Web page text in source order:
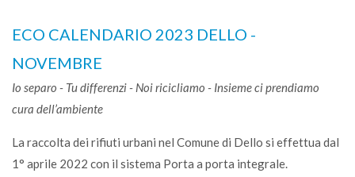
ECO CALENDARIO 2023 DELLO -
NOVEMBRE
Io separo - Tu differenzi - Noi ricicliamo - Insieme ci prendiamo
cura dell’ambiente
La raccolta dei rifiuti urbani nel Comune di Dello si effettua dal
1° aprile 2022 con il sistema Porta a porta integrale.